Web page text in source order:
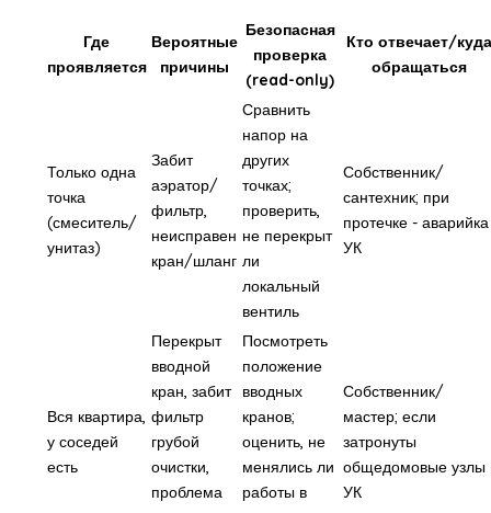
Где
проявляется
Вероятные
причины
Безопасная
проверка
(read-only)
Кто отвечает/
обращаться
Только одна
точка
(смеситель/
унитаз)
Забит
аэратор/
фильтр,
неисправен
кран/шланг
Сравнить
напор на
других
точках;
проверить,
не перекрыт
ли
локальный
вентиль
Собственник/
сантехник; при
протечке - аварийка
УК
Вся квартира,
у соседей
есть
Перекрыт
вводной
кран, забит
фильтр
грубой
очистки,
проблема
Посмотреть
положение
вводных
кранов;
оценить, не
менялись ли
работы в
Собственник/
мастер; если
затронуты
общедомовые узлы
УК